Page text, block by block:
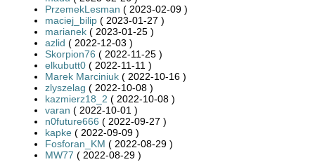
PrzemekLesman ( 2023-02-09 )
maciej_bilip ( 2023-01-27 )
marianek ( 2023-01-25 )
azlid ( 2022-12-03 )
Skorpion76 ( 2022-11-25 )
elkubutt0 ( 2022-11-11 )
Marek Marciniuk ( 2022-10-16 )
zlyszelag ( 2022-10-08 )
kazmierz18_2 ( 2022-10-08 )
varan ( 2022-10-01 )
n0future666 ( 2022-09-27 )
kapke ( 2022-09-09 )
Fosforan_KM ( 2022-08-29 )
MW77 ( 2022-08-29 )